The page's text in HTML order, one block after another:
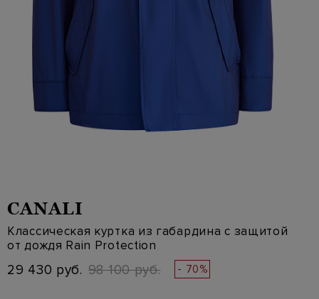
CANALI
Классическая куртка из габардина с защитой
от дождя Rain Protection
29 430 руб. 98 100 руб. - 70%